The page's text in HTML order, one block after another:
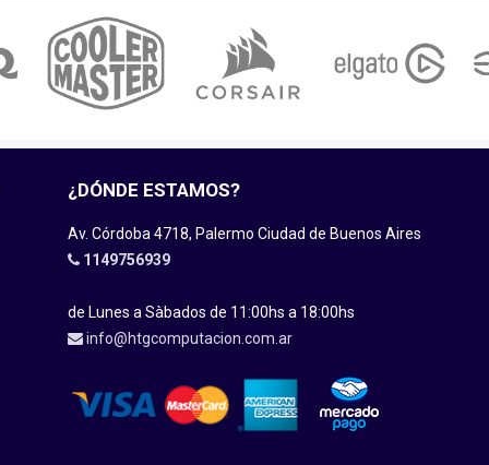
¿DÓNDE ESTAMOS?
Av. Córdoba 4718, Palermo Ciudad de Buenos Aires
1149756939
de Lunes a Sàbados de 11:00hs a 18:00hs
info@htgcomputacion.com.ar